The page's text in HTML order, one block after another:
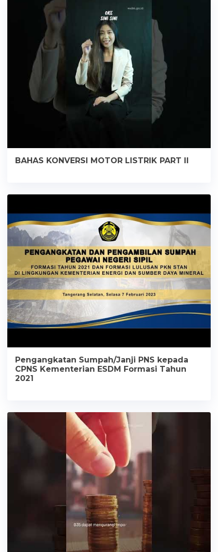
BAHAS KONVERSI MOTOR LISTRIK PART II
Pengangkatan Sumpah/Janji PNS kepada
CPNS Kementerian ESDM Formasi Tahun
2021